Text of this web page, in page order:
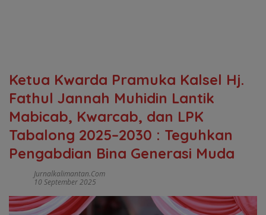
Ketua Kwarda Pramuka Kalsel Hj.
Fathul Jannah Muhidin Lantik
Mabicab, Kwarcab, dan LPK
Tabalong 2025–2030 : Teguhkan
Pengabdian Bina Generasi Muda
Jurnalkalimantan.com
10 September 2025